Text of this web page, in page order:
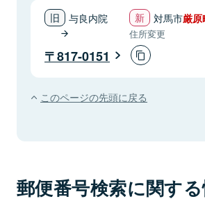
与良内院 対馬市厳原
住所変更
817-0151
このページの先頭に戻る
郵便番号検索に関す